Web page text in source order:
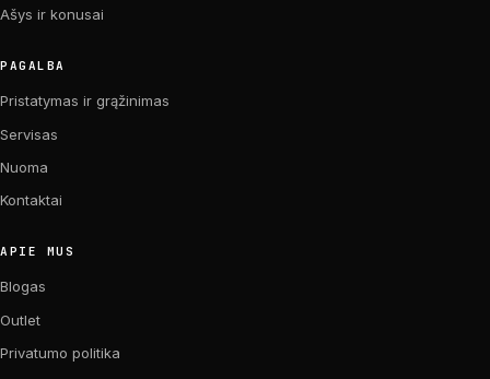
Ašys ir konusai
PAGALBA
Pristatymas ir grąžinimas
Servisas
Nuoma
Kontaktai
APIE MUS
Blogas
Outlet
Privatumo politika